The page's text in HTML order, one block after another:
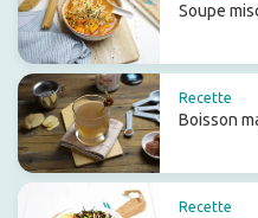
Soupe
Recette
Boisson
Recette